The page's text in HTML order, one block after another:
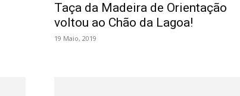
Taça da Madeira de Orientação
voltou ao Chão da Lagoa!
19 Maio, 2019